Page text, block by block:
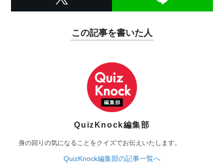
この記事を書いた人
QuizKnock編集部
身の回りの気になることをクイズでお伝えいたします。
QuizKnock編集部の記事一覧へ